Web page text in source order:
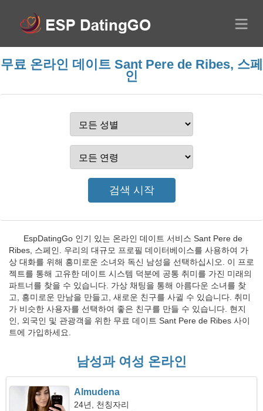
무료 온라인 데이트 Sant Pere de Ribes, 스페
인
EspDatingGo 인기 있는 온라인 데이트 서비스 Sant Pere de
Ribes, 스페인. 우리의 대규모 프로필 데이터베이스를 사용하여 가
상 대화를 위해 흥미로운 소녀와 독신 남성을 선택하십시오. 이 프로
젝트를 통해 고유한 데이트 시스템 덕분에 공통 취미를 가진 미래의
파트너를 찾을 수 있습니다. 가상 채팅을 통해 아름다운 소녀를 찾
고, 흥미로운 만남을 만들고, 새로운 친구를 사귈 수 있습니다. 취미
가 비슷한 사용자를 선택하여 좋은 친구를 만들 수 있습니다. 현지
인, 외국인 및 관광객을 위한 무료 데이트 Sant Pere de Ribes 사이
트에 가입하세요.
남성과 여성 온라인
Almudena
24년, 천칭자리